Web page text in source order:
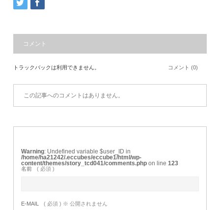
コメント
トラックバックは利用できません。 コメント (0)
この記事へのコメントはありません。
Warning : Undefined variable $user_ID in
/home/ha21242/.eccubes/eccube1/html/wp-
content/themes/story_tcd041/comments.php on line123
名前 ( 必須 )
E-MAIL ( 必須 ) ※ 公開されません